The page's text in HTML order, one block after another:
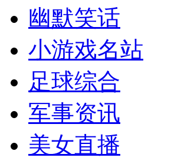
幽默笑话
小游戏名站
足球综合
军事资讯
美女直播